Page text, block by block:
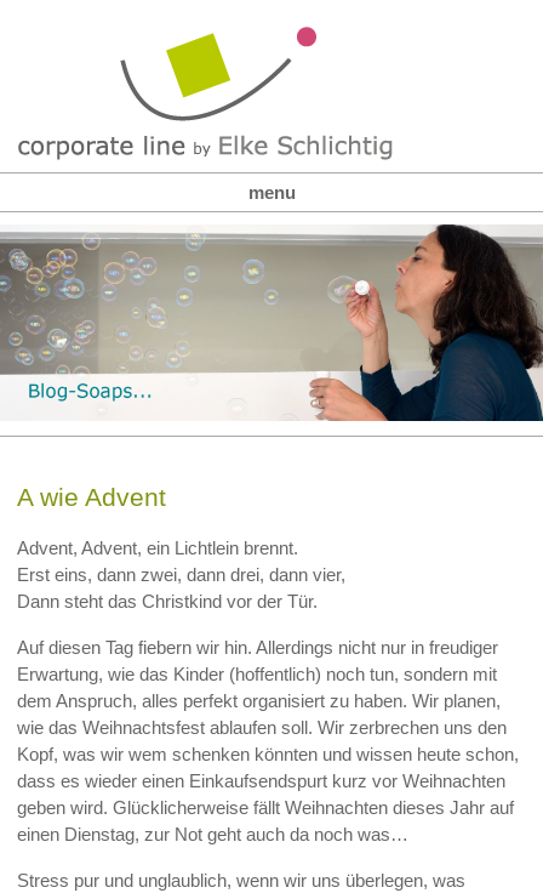
menu
A wie Advent
Advent, Advent, ein Lichtlein brennt.
Erst eins, dann zwei, dann drei, dann vier,
Dann steht das Christkind vor der Tür.
Auf diesen Tag fiebern wir hin. Allerdings nicht nur in freudiger
Erwartung, wie das Kinder (hoffentlich) noch tun, sondern mit
dem Anspruch, alles perfekt organisiert zu haben. Wir planen,
wie das Weihnachtsfest ablaufen soll. Wir zerbrechen uns den
Kopf, was wir wem schenken könnten und wissen heute schon,
dass es wieder einen Einkaufsendspurt kurz vor Weihnachten
geben wird. Glücklicherweise fällt Weihnachten dieses Jahr auf
einen Dienstag, zur Not geht auch da noch was…
Stress pur und unglaublich, wenn wir uns überlegen, was